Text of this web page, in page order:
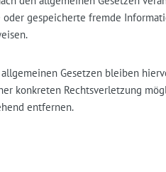
gespeicherte fremde
Gesetzen bleiben
konkreten Rechtsverletzung
entfernen.